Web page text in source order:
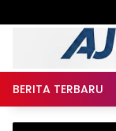
BERITA TERBARU